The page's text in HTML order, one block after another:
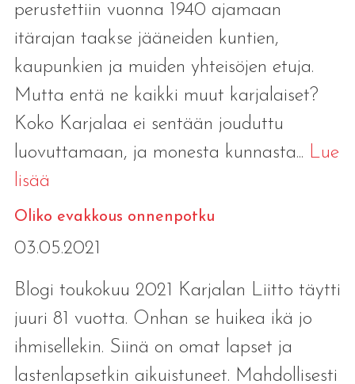
perustettiin vuonna 1940 ajamaan
itärajan taakse jääneiden kuntien,
kaupunkien ja muiden yhteisöjen etuja.
Mutta entä ne kaikki muut karjalaiset?
Koko Karjalaa ei sentään jouduttu
luovuttamaan, ja monesta kunnasta... Lue
lisää
Oliko evakkous onnenpotku
03.05.2021
Blogi toukokuu 2021 Karjalan Liitto täytti
juuri 81 vuotta. Onhan se huikea ikä jo
ihmisellekin. Siinä on omat lapset ja
lastenlapsetkin aikuistuneet. Mahdollisesti